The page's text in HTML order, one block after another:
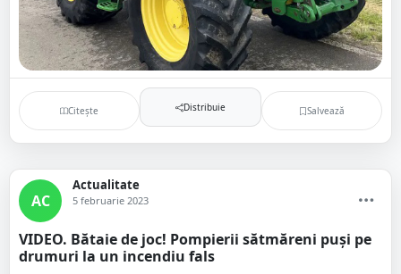
Citește Distribuie Salvează
AC
Actualitate
5 februarie 2023
VIDEO. Bătaie de joc! Pompierii sătmăreni puși pe
drumuri la un incendiu fals